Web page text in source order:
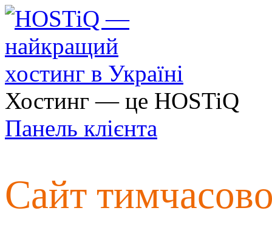
Хостинг — це HOSTiQ
Панель клієнта
Сайт